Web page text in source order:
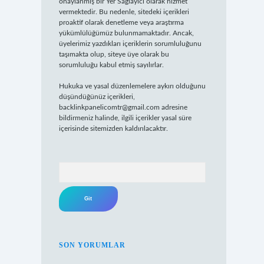
vermektedir. Bu nedenle, sitedeki içerikleri
proaktif olarak denetleme veya araştırma
yükümlülüğümüz bulunmamaktadır. Ancak,
üyelerimiz yazdıkları içeriklerin sorumluluğunu
taşımakta olup, siteye üye olarak bu
sorumluluğu kabul etmiş sayılırlar.
Hukuka ve yasal düzenlemelere aykırı olduğunu
düşündüğünüz içerikleri,
backlinkpanelicomtr@gmail.com adresine
bildirmeniz halinde, ilgili içerikler yasal süre
içerisinde sitemizden kaldırılacaktır.
SON YORUMLAR